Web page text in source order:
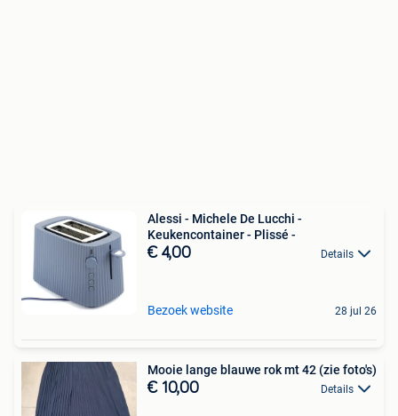
Alessi - Michele De Lucchi -
Keukencontainer - Plissé -
€ 4,00 Details
Bezoek website 28 jul 26
Mooie lange blauwe rok mt 42 (zie foto's)
€ 10,00 Details